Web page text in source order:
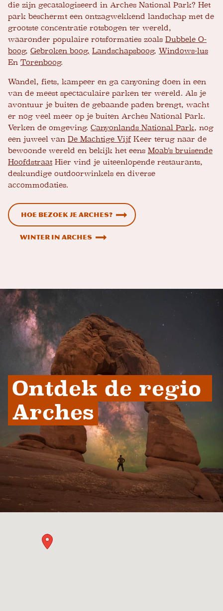
die zijn gecatalogiseerd in Arches National Park? Het
park beschermt een ontzagwekkend landschap met de
grootste concentratie rotsbogen ter wereld,
waaronder populaire rotsformaties zoals Dubbele O-
boog, Gebroken boog, Landschapsboog, Windows-lus
En Torenboog.
Wandel, fiets, kampeer en ga canyoning doen in een
van de meest spectaculaire parken ter wereld. Als je
avontuur je buiten de gebaande paden brengt, wacht
er nog veel meer op je buiten Arches National Park.
Verken de omgeving. Canyonlands National Park, nog
een juweel van De Machtige VijfKeer terug naar de
bewoonde wereld en bekijk het eens Moab's bruisende
Hoofdstraat Hier vind je uiteenlopende restaurants,
deskundige outdoorwinkels en diverse
accommodaties.
Hoe bezoek je Arches?
Winter in Arches
Ontdek de regio
Arches